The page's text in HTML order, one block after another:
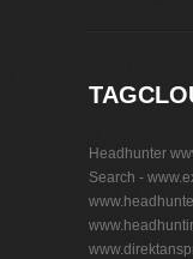
Headhunter
Search -